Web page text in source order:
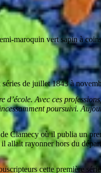
maroquin vert sapin à
de juillet 1843 à
Avec ces
poursuivi.
Clamecy où il publia un
rayonner hors du
cette première